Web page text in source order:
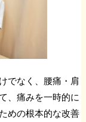
でなく、腰痛・肩
、痛みを一時的に
めの根本的な改善